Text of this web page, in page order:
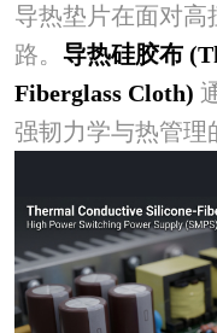
导热垫片在面对高
路。 导热硅胶布
Fiberglass Cloth)
强韧力学与热管理